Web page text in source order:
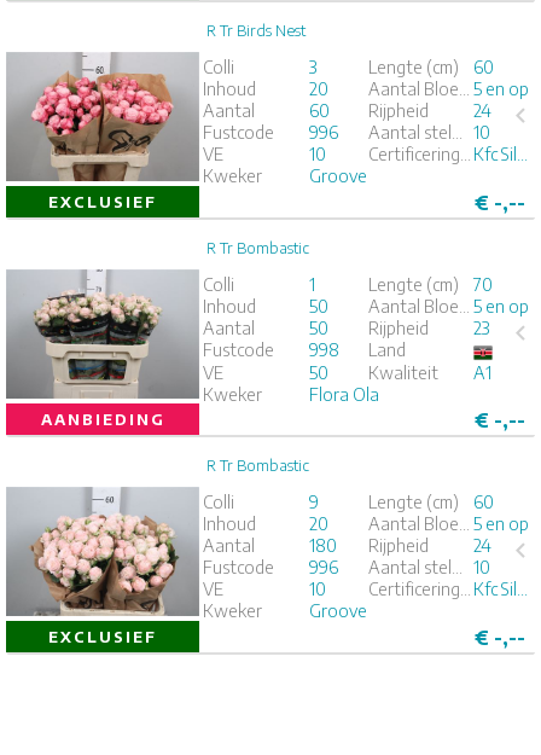
EXCLUSIEF
R Tr Birds Nest
Colli 3 Lengte (cm)
60
Inhoud
20
5 en op
Aantal
60 Rijpheid
24
Fustcode
996
10
VE
10
Kweker
Groove
€ -,--
1 4 5
AANBIEDING
R Tr Bombastic
Colli 1 Lengte (cm)
70
Inhoud
50
5 en op
Aantal
50 Rijpheid
23
Fustcode
998
Land
VE
50 Kwaliteit
A1
Kweker
Flora Ola
€ -,--
50
1 4 5
EXCLUSIEF
R Tr Bombastic
Colli 9 Lengte (cm)
60
Inhoud
20
5 en op
Aantal
180 Rijpheid
24
Fustcode
996
10
VE
10
Kweker
Groove
€ -,--
1 2 4 5